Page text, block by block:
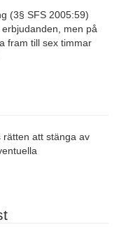
(3§ SFS 2005:59)
men på
fram till sex timmar
rätten att stänga av